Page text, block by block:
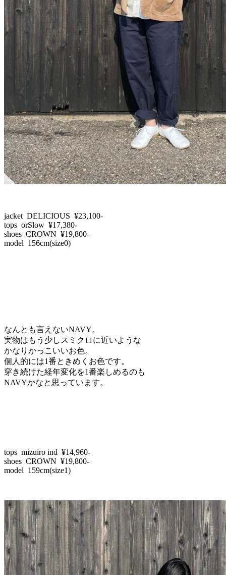
jacket DELICIOUS ¥23,100-
tops orSlow ¥17,380-
shoes CROWN ¥19,800-
model 156cm(size0)
なんとも言えないNAVY。
実物はもう少しスミクロに近いような
かなりかっこいいお色。
個人的には1番ときめくお色です。
穿き続けた経年変化を1番楽しめるのも
NAVYかなと思っています。
tops mizuiro ind ¥14,960-
shoes CROWN ¥19,800-
model 159cm(size1)